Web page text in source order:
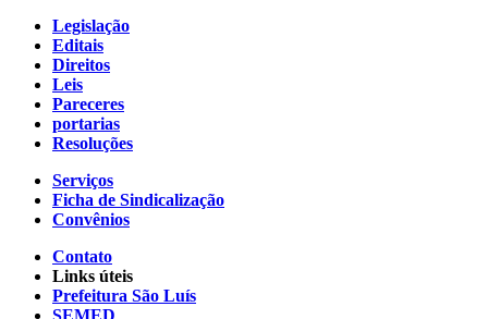
Legislação
Editais
Direitos
Leis
Pareceres
portarias
Resoluções
Serviços
Ficha de Sindicalização
Convênios
Contato
Links úteis
Prefeitura São Luís